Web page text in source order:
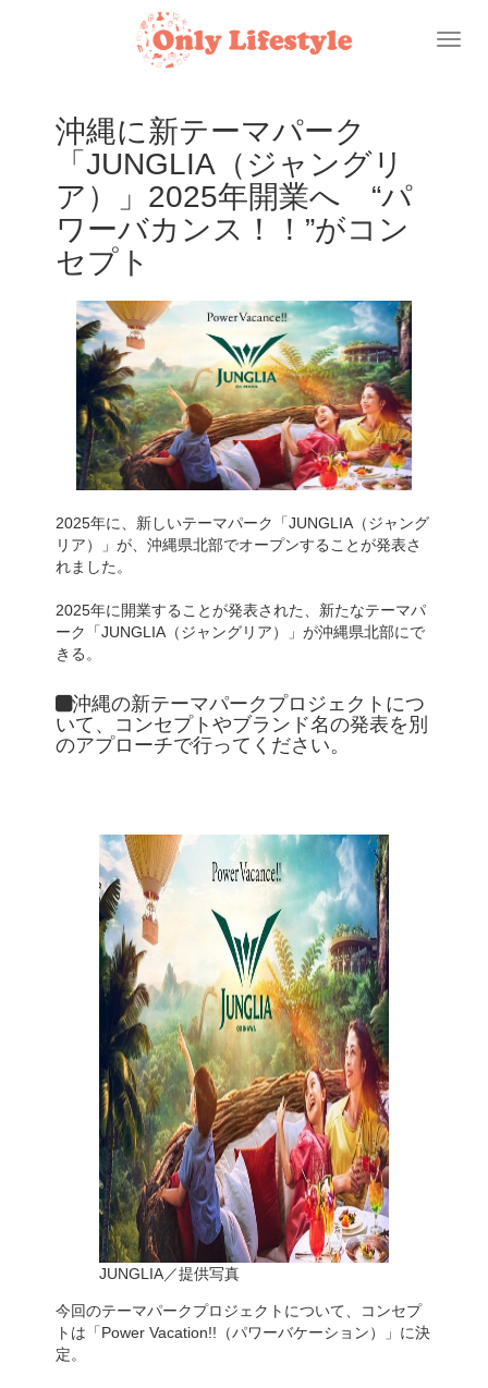
Toggle
沖縄に新テーマパーク
「JUNGLIA（ジャングリ
ア）」2025年開業へ “パ
ワーバカンス！！”がコン
セプト
2025年に、新しいテーマパーク「JUNGLIA（ジャング
リア）」が、沖縄県北部でオープンすることが発表さ
れました。
2025年に開業することが発表された、新たなテーマパ
ーク「JUNGLIA（ジャングリア）」が沖縄県北部にで
きる。
沖縄の新テーマパークプロジェクトにつ
いて、コンセプトやブランド名の発表を別
のアプローチで行ってください。
JUNGLIA／提供写真
今回のテーマパークプロジェクトについて、コンセプ
トは「Power Vacation!!（パワーバケーション）」に決
定。